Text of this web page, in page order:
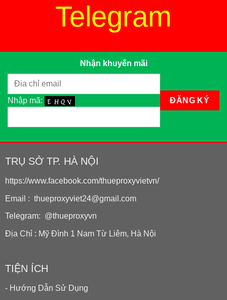
Telegram
Nhận khuyến mãi
Nhập mã:
TRỤ SỞ TP. HÀ NỘI
https://www.facebook.com/thueproxyvietvn/
Email : thueproxyviet24@gmail.com
Telegram: @thueproxyvn
Địa Chỉ : Mỹ Đình 1 Nam Từ Liêm, Hà Nội
TIỆN ÍCH
- Hướng Dẫn Sử Dụng